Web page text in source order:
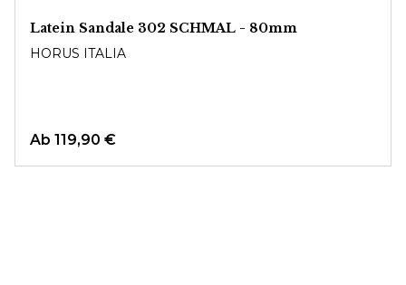
Latein Sandale 302 SCHMAL - 80mm
HORUS ITALIA
Ab 119,90 €